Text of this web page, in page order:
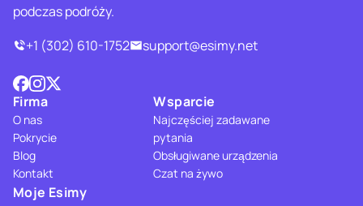
podczas podróży.
+1 (302) 610-1752
support@esimy.net
Firma
O nas
Pokrycie
Blog
Kontakt
Wsparcie
Najczęściej zadawane
pytania
Obsługiwane urządzenia
Czat na żywo
Moje Esimy